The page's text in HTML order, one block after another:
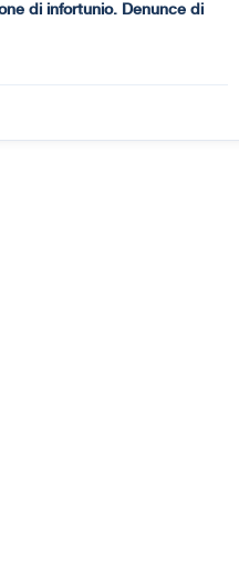
di infortunio. Denunce di